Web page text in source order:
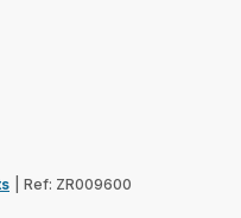
Ref: ZR009600